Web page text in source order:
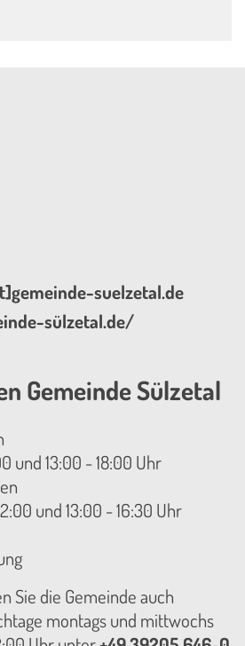
suelzetal.de
sülzetal.de/
Gemeinde Sülzetal
und 13:00 - 18:00 Uhr
und 13:00 - 16:30 Uhr
Sie die Gemeinde auch
montags und mittwochs